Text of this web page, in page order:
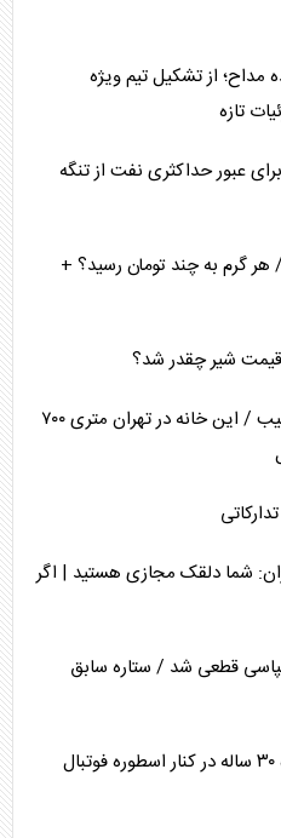
از تشکیل تیم ویژه
تازه
عبور حداکثری نفت از تنگه
/ هر گرم به چند تومان رسید؟ +
شیر چقدر شد؟
خرید آپارتمان با قیمت‌های عجیب / این خانه در تهران متری ۷۰۰
شما دلقک مجازی هستید | اگر
قطعی شد / ستاره سابق
درگذشت مسی؛ پایان یک دوره ۳۰ ساله در کنار اسطوره فوتبال